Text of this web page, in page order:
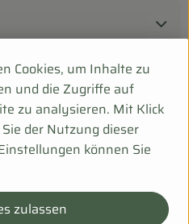
Cookies, um Inhalte zu
und die Zugriffe auf
zu analysieren. Mit Klick
der Nutzung dieser
können Sie
zulassen